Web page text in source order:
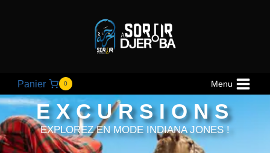
Panier 0 Menu
EXCURSIONS
EXPLOREZ EN MODE INDIANA JONES !